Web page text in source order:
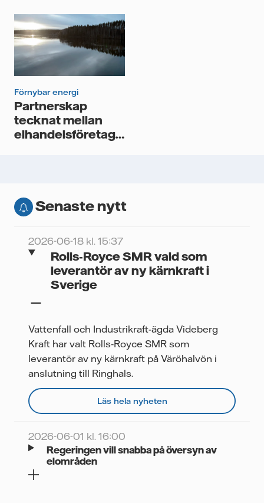
Förnybar energi
Partnerskap
tecknat mellan
elhandelsföretaget
Senaste nytt
2026-06-18 kl. 15:37
Rolls‑Royce SMR vald som
leverantör av ny kärnkraft i
Sverige
Vattenfall och Industrikraft-ägda Videberg
Kraft har valt Rolls‑Royce SMR som
leverantör av ny kärnkraft på Väröhalvön i
anslutning till Ringhals.
Läs hela nyheten
2026-06-01 kl. 16:00
Regeringen vill snabba på översyn av
elområden